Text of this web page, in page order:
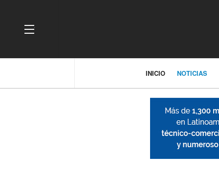
OFF CANVAS
INICIO NOTICIAS